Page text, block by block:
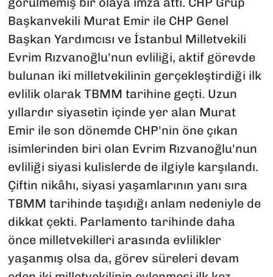
Başkanvekili Murat Emir ile CHP Genel
Başkan Yardımcısı ve İstanbul Milletvekili
Evrim Rızvanoğlu'nun evliliği, aktif görevde
bulunan iki milletvekilinin gerçekleştirdiği ilk
evlilik olarak TBMM tarihine geçti. Uzun
yıllardır siyasetin içinde yer alan Murat
Emir ile son dönemde CHP'nin öne çıkan
isimlerinden biri olan Evrim Rızvanoğlu'nun
evliliği siyasi kulislerde de ilgiyle karşılandı.
Çiftin nikâhı, siyasi yaşamlarının yanı sıra
TBMM tarihinde taşıdığı anlam nedeniyle de
dikkat çekti. Parlamento tarihinde daha
önce milletvekilleri arasında evlilikler
yaşanmış olsa da, görev süreleri devam